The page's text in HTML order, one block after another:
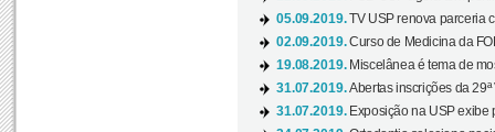
05.09.2019.TV USP renova parceria
02.09.2019.Curso de Medicina da
19.08.2019. Miscelânea é tema de
31.07.2019.Abertas inscrições da 29ª
31.07.2019. Exposição na USP exibe